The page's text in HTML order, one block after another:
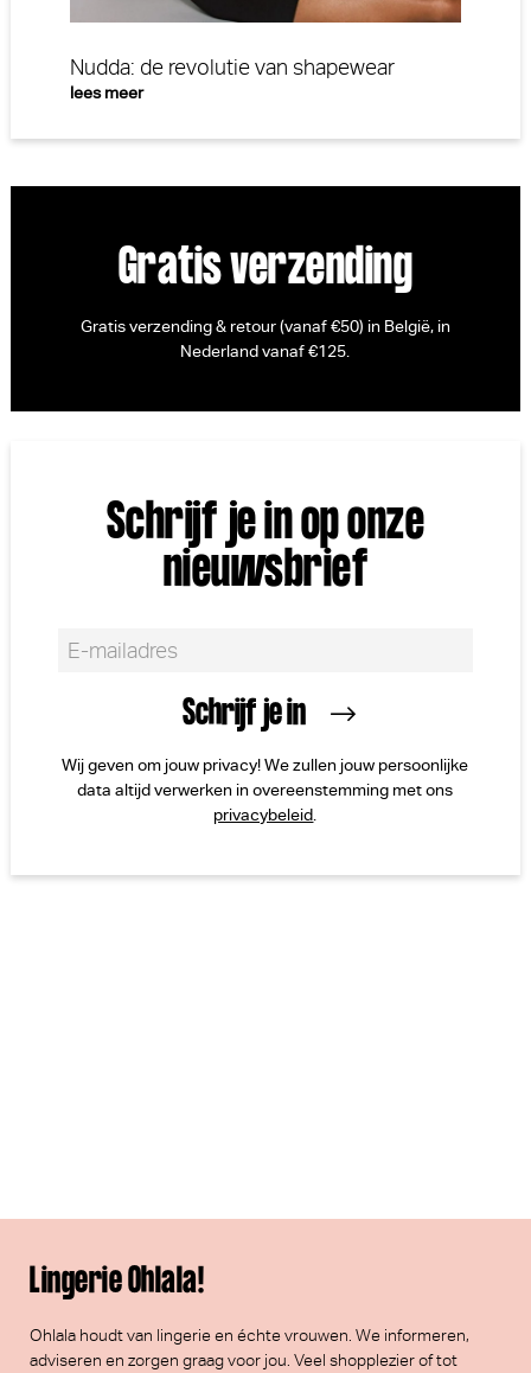
Nudda: de revolutie van shapewear
lees meer
Gratis verzending
Gratis verzending & retour (vanaf €50) in België, in
Nederland vanaf €125.
Schrijf je in op onze
nieuwsbrief
Wij geven om jouw privacy! We zullen jouw persoonlijke
data altijd verwerken in overeenstemming met ons
privacybeleid
Lingerie Ohlala!
Ohlala houdt van lingerie en échte vrouwen. We informeren,
adviseren en zorgen graag voor jou. Veel shopplezierof tot